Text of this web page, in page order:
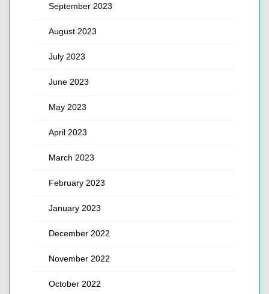
September 2023
August 2023
July 2023
June 2023
May 2023
April 2023
March 2023
February 2023
January 2023
December 2022
November 2022
October 2022